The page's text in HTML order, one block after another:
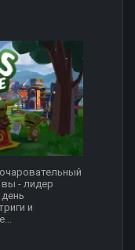
вы - лидер
и